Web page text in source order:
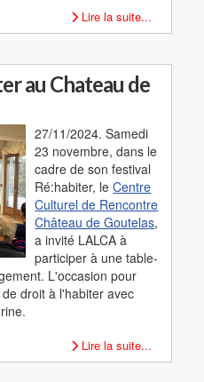
Lire la suite...
au Chateau de
27/11/2024. Samedi
23 novembre, dans le
cadre de son festival
Ré:habiter, leCentre
Culturel de Rencontre
Château de Goutelas,
a invité LALCA à
participer à une table-
L'occasion pour
droit à l'habiter avec
Lire la suite...